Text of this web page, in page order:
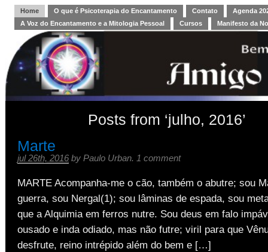
Home O que é Psicoterapia do Encantamento Contato
Agenda
A Voz do Encantamento e a Mitologia Pessoal
Cursos Manifesto da
Posts from ‘julho, 2016’
Marte
jul 26th, 2016 by Paulo Urban. 1 comment
MARTE Acompanha-me o cão, também o abutre; sou
guerra, sou Nergal(1); sou lâminas de espada, sou
que a Alquimia em ferros nutre. Sou deus em falo
ousado e inda odiado, mas não futre; viril para que
desfrute, reino intrépido além do bem e […]